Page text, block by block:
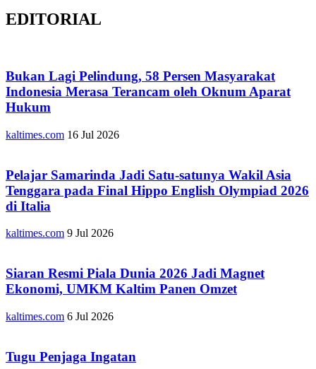
EDITORIAL
Bukan Lagi Pelindung, 58 Persen Masyarakat
Indonesia Merasa Terancam oleh Oknum Aparat
Hukum
kaltimes.com 16 Jul 2026
Pelajar Samarinda Jadi Satu-satunya Wakil Asia
Tenggara pada Final Hippo English Olympiad 2026
di Italia
kaltimes.com 9 Jul 2026
Siaran Resmi Piala Dunia 2026 Jadi Magnet
Ekonomi, UMKM Kaltim Panen Omzet
kaltimes.com 6 Jul 2026
Tugu Penjaga Ingatan